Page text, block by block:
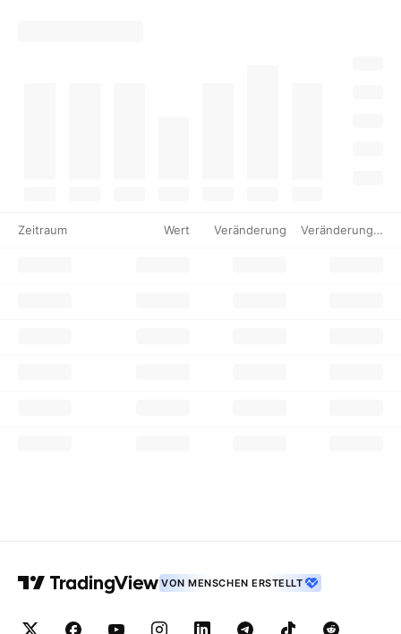
Zeitraum Wert Veränderung Veränderung %
VON MENSCHEN ERSTELLT